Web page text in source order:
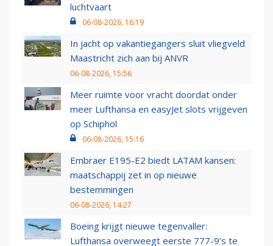
luchtvaart
06-08-2026, 16:19
In jacht op vakantiegangers sluit vliegveld
Maastricht zich aan bij ANVR
06-08-2026, 15:56
Meer ruimte voor vracht doordat onder
meer Lufthansa en easyJet slots vrijgeven
op Schiphol
06-08-2026, 15:16
Embraer E195-E2 biedt LATAM kansen:
maatschappij zet in op nieuwe
bestemmingen
06-08-2026, 14:27
Boeing krijgt nieuwe tegenvaller:
Lufthansa overweegt eerste 777-9’s te